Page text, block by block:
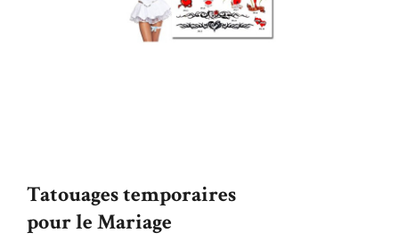
Tatouages temporaires
pour le Mariage